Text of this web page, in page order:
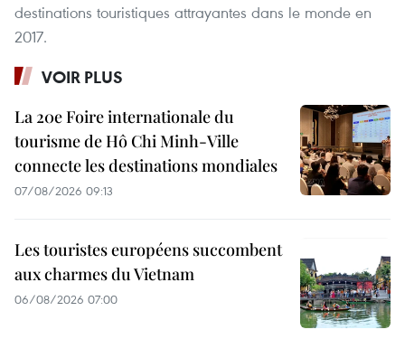
destinations touristiques attrayantes dans le monde en
2017.
VOIR PLUS
La 20e Foire internationale du
tourisme de Hô Chi Minh-Ville
connecte les destinations mondiales
07/08/2026 09:13
Les touristes européens succombent
aux charmes du Vietnam
06/08/2026 07:00